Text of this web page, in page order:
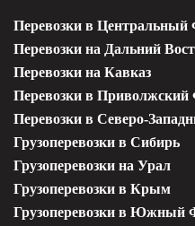
Перевозки в
Перевозки на Дальний
Перевозки на Кавказ
Перевозки в
Перевозки в Северо-
Грузоперевозки в Сибирь
Грузоперевозки на Урал
Грузоперевозки в Крым
Грузоперевозки в Южный